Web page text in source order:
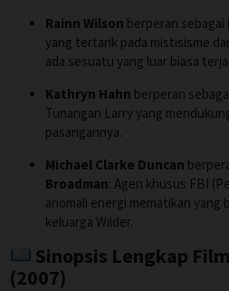
Rainn Wilson berperan sebagai
yang tertarik pada mistisisme
ada sesuatu yang luar biasa
Kathryn Hahn berperan
Tunangan Larry yang
pasangannya.
Michael Clarke Duncan
Broadman: Agen khusus FBI
anomali energi mematikan yang
keluarga Wilder.
Sinopsis Lengkap
(2007)